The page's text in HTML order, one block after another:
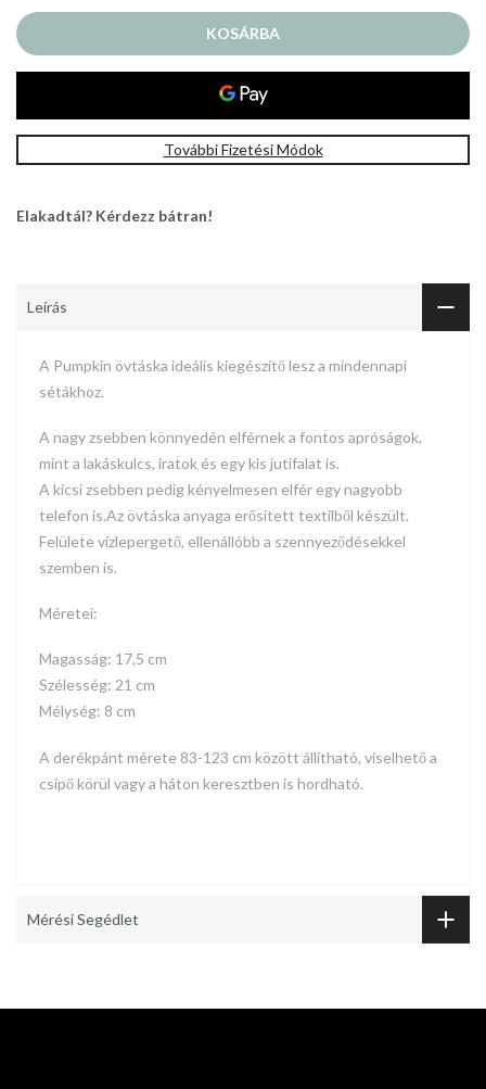
KOSÁRBA
További Fizetési Módok
Elakadtál? Kérdezz bátran!
Leírás
A Pumpkin övtáska ideális kiegészítő lesz a mindennapi
sétákhoz.
A nagy zsebben könnyedén elférnek a fontos apróságok,
mint a lakáskulcs, iratok és egy kis jutifalat is.
A kicsi zsebben pedig kényelmesen elfér egy nagyobb
telefon is.Az övtáska anyaga erősített textilből készült.
Felülete vízlepergető, ellenállóbb a szennyeződésekkel
szemben is.
Méretei:
Magasság: 17,5 cm
Szélesség: 21 cm
Mélység: 8 cm
A derékpánt mérete 83-123 cm között állítható, viselhető a
csípő körül vagy a háton keresztben is hordható.
Mérési Segédlet